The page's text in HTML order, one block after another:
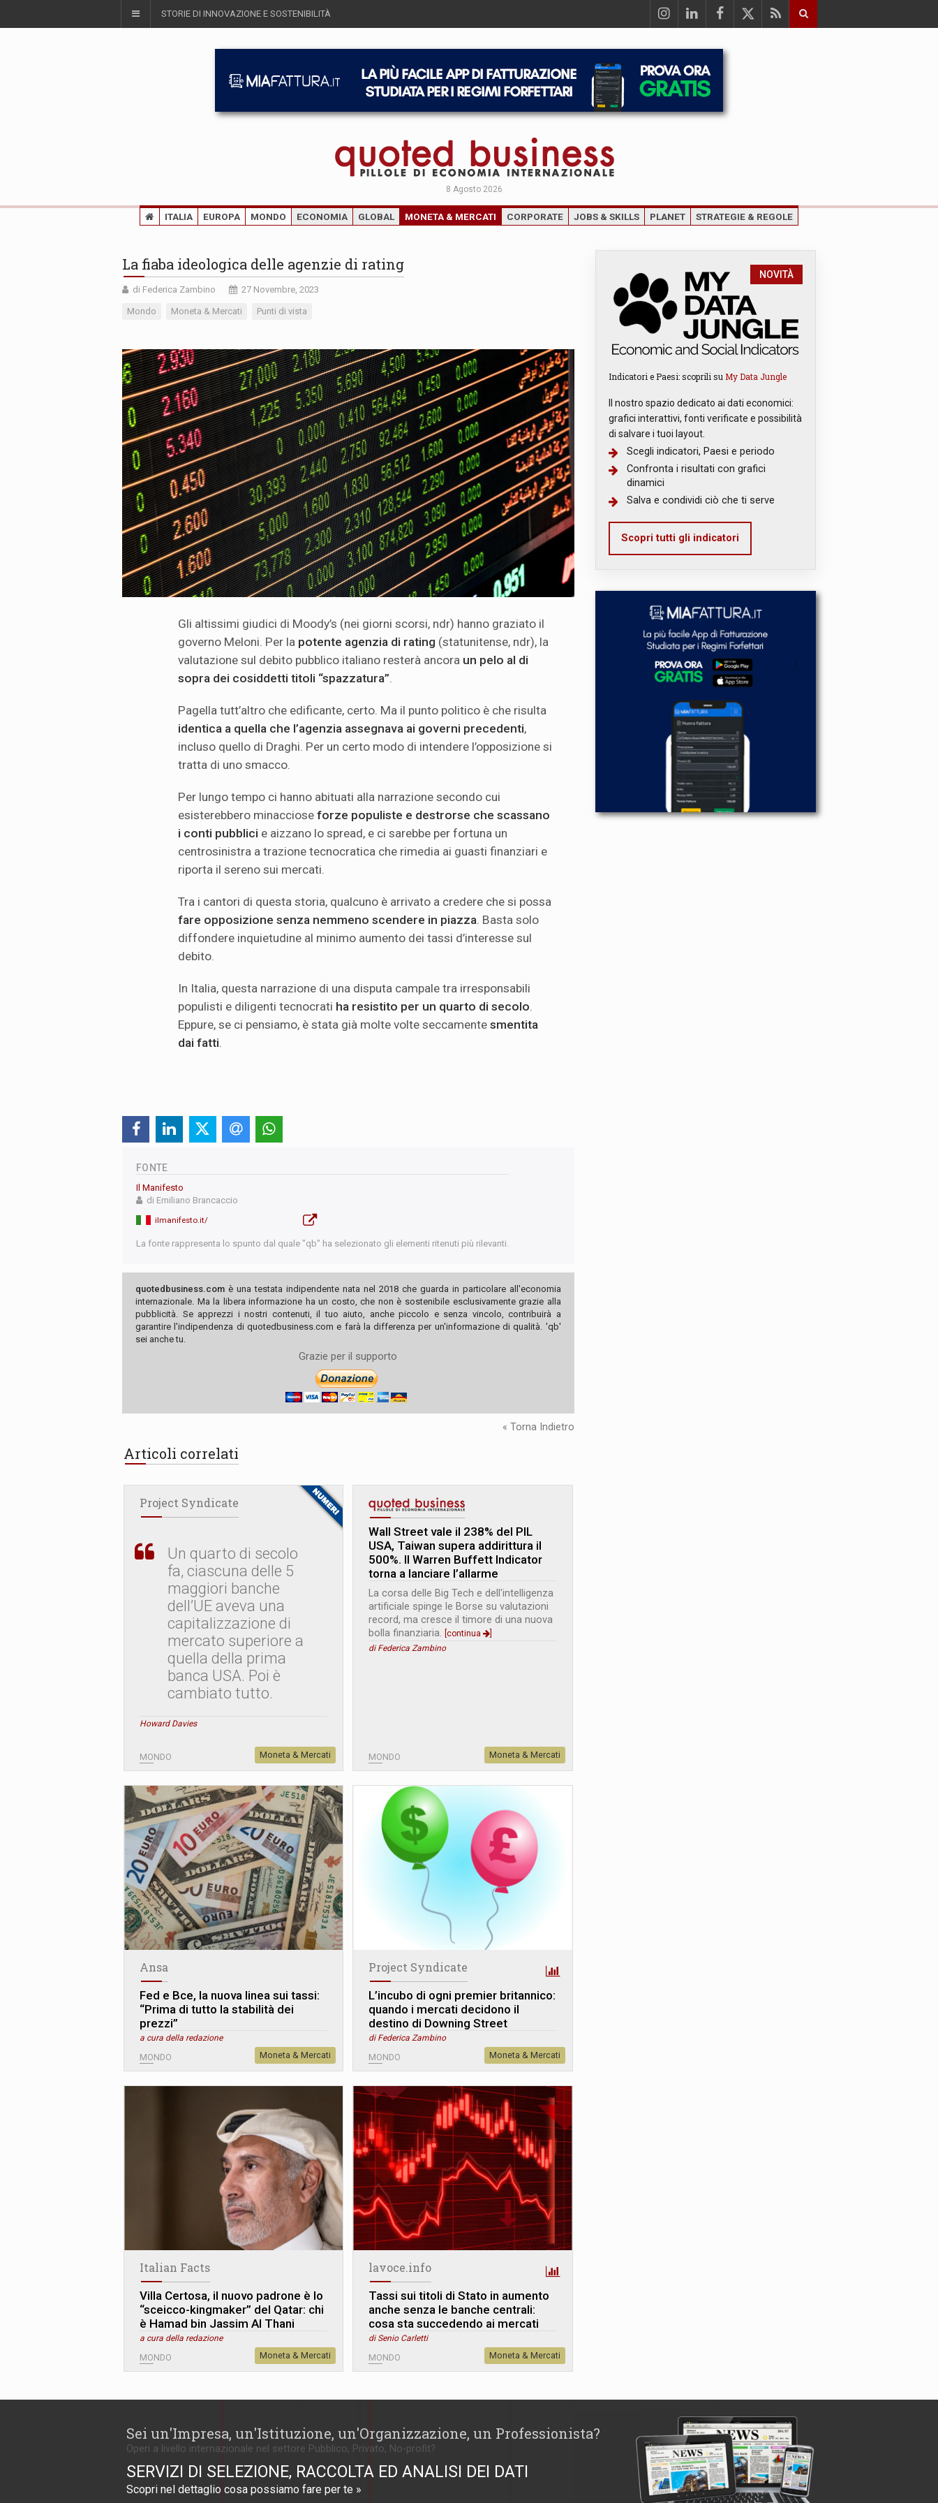
STORIE DI INNOVAZIONE E SOSTENIBILITÀ
8 Agosto 2026
ITALIA EUROPA MONDO ECONOMIA GLOBAL MONETA & MERCATI CORPORATE JOBS & SKILLS PLANET STRATEGIE & REGOLE
La fiaba ideologica delle agenzie di rating
di Federica Zambino 27 Novembre, 2023
Mondo Moneta & Mercati Punti di vista
Gli altissimi giudici di Moody’s (nei giorni scorsi, ndr) hanno graziato il
governo Meloni. Per la potente agenzia di rating (statunitense, ndr), la
valutazione sul debito pubblico italiano resterà ancora un pelo al di
sopra dei cosiddetti titoli “spazzatura”
Pagella tutt’altro che edificante, certo. Ma il punto politico è che risulta
identica a quella che l’agenzia assegnava ai governi precedenti,
incluso quello di Draghi. Per un certo modo di intendere l’opposizione si
tratta di uno smacco.
Per lungo tempo ci hanno abituati alla narrazione secondo cui
esisterebbero minacciose forze populiste e destrorse che scassano
i conti pubblici e aizzano lo spread, e ci sarebbe per fortuna un
centrosinistra a trazione tecnocratica che rimedia ai guasti finanziari e
riporta il sereno sui mercati.
Tra i cantori di questa storia, qualcuno è arrivato a credere che si possa
fare opposizione senza nemmeno scendere in piazza . Basta solo
diffondere inquietudine al minimo aumento dei tassi d’interesse sul
debito.
In Italia, questa narrazione di una disputa campale tra irresponsabili
populisti e diligenti tecnocrati ha resistito per un quarto di secolo
Eppure, se ci pensiamo, è stata già molte volte seccamente smentita
dai fatti
FONTE
Il Manifesto
di Emiliano Brancaccio
ilmanifesto.it/
La fonte rappresenta lo spunto dal quale "qb" ha selezionato gli elementi ritenuti più rilevanti.
quotedbusiness.com è una testata indipendente nata nel 2018 che guarda in particolare all'economia
internazionale. Ma la libera informazione ha un costo, che non è sostenibile esclusivamente grazie alla
pubblicità. Se apprezzi i nostri contenuti, il tuo aiuto, anche piccolo e senza vincolo, contribuirà a
garantire l'indipendenza di quotedbusiness.com e farà la differenza per un'informazione di qualità. 'qb'
sei anche tu.
Grazie per il supporto
« Torna Indietro
Articoli correlati
Project Syndicate
Un quarto di secolo
fa, ciascuna delle 5
maggiori banche
dell’UE aveva una
capitalizzazione di
mercato superiore a
quella della prima
banca USA. Poi è
cambiato tutto.
Howard Davies
MONDO Moneta & Mercati
Wall Street vale il 238% del PIL
USA, Taiwan supera addirittura il
500%. Il Warren Buffett Indicator
torna a lanciare l’allarme
La corsa delle Big Tech e dell'intelligenza
artificiale spinge le Borse su valutazioni
record, ma cresce il timore di una nuova
bolla finanziaria. [continua
di Federica Zambino
MONDO Moneta & Mercati
Ansa
Fed e Bce, la nuova linea sui tassi:
“Prima di tutto la stabilità dei
prezzi”
a cura della redazione
MONDO Moneta & Mercati
Project Syndicate
L’incubo di ogni premier britannico:
quando i mercati decidono il
destino di Downing Street
di Federica Zambino
MONDO Moneta & Mercati
Italian Facts
Villa Certosa, il nuovo padrone è lo
“sceicco-kingmaker” del Qatar: chi
è Hamad bin Jassim Al Thani
a cura della redazione
MONDO Moneta & Mercati
lavoce.info
Tassi sui titoli di Stato in aumento
anche senza le banche centrali:
cosa sta succedendo ai mercati
di Senio Carletti
MONDO Moneta & Mercati
NOVITÀ
Indicatori e Paesi: scoprili su My Data Jungle
Il nostro spazio dedicato ai dati economici:
grafici interattivi, fonti verificate e possibilità
di salvare i tuoi layout.
Scegli indicatori, Paesi e periodo
Confronta i risultati con grafici
dinamici
Salva e condividi ciò che ti serve
Scopri tutti gli indicatori
Sei un'Impresa, un'Istituzione, un'Organizzazione, un Professionista?
Operi a livello internazionale nel settore Pubblico, Privato, No-profit?
SERVIZI DI SELEZIONE, RACCOLTA ED ANALISI DEI DATI
Scopri nel dettaglio cosa possiamo fare per te »